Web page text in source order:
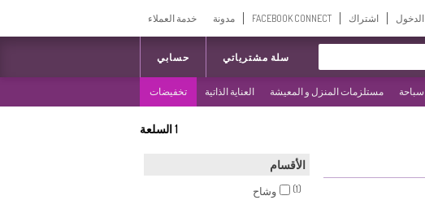
الدخول اشتراك FACEBOOK CONNECT مدونة خدمة العملاء
حسابي سلة مشترياتي
سباحة مستلزمات المنزل و المعيشة العناية الذاتية تخفيضات
1السلعة
الأقسام
وشاح (1)